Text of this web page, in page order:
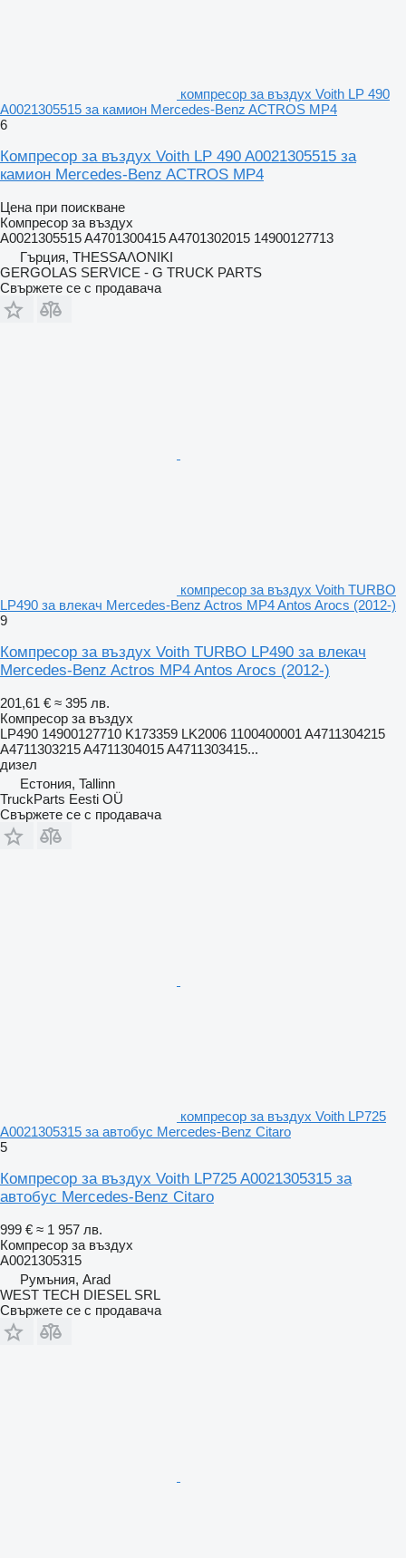
компресор за въздух Voith LP 490
A0021305515 за камион Mercedes-Benz ACTROS MP4
6
Компресор за въздух Voith LP 490 A0021305515 за
камион Mercedes-Benz ACTROS MP4
Цена при поискване
Компресор за въздух
A0021305515 A4701300415 A4701302015 14900127713
Гърция, ΤΗΕSSΑΛΟΝΙΚΙ
GERGOLAS SERVICE - G TRUCK PARTS
Свържете се с продавача
компресор за въздух Voith TURBO
LP490 за влекач Mercedes-Benz Actros MP4 Antos Arocs (2012-)
9
Компресор за въздух Voith TURBO LP490 за влекач
Mercedes-Benz Actros MP4 Antos Arocs (2012-)
201,61 € ≈ 395 лв.
Компресор за въздух
LP490 14900127710 K173359 LK2006 1100400001 A4711304215
A4711303215 A4711304015 A4711303415...
дизел
Естония, Tallinn
TruckParts Eesti OÜ
Свържете се с продавача
компресор за въздух Voith LP725
A0021305315 за автобус Mercedes-Benz Citaro
5
Компресор за въздух Voith LP725 A0021305315 за
автобус Mercedes-Benz Citaro
999 € ≈ 1 957 лв.
Компресор за въздух
A0021305315
Румъния, Arad
WEST TECH DIESEL SRL
Свържете се с продавача